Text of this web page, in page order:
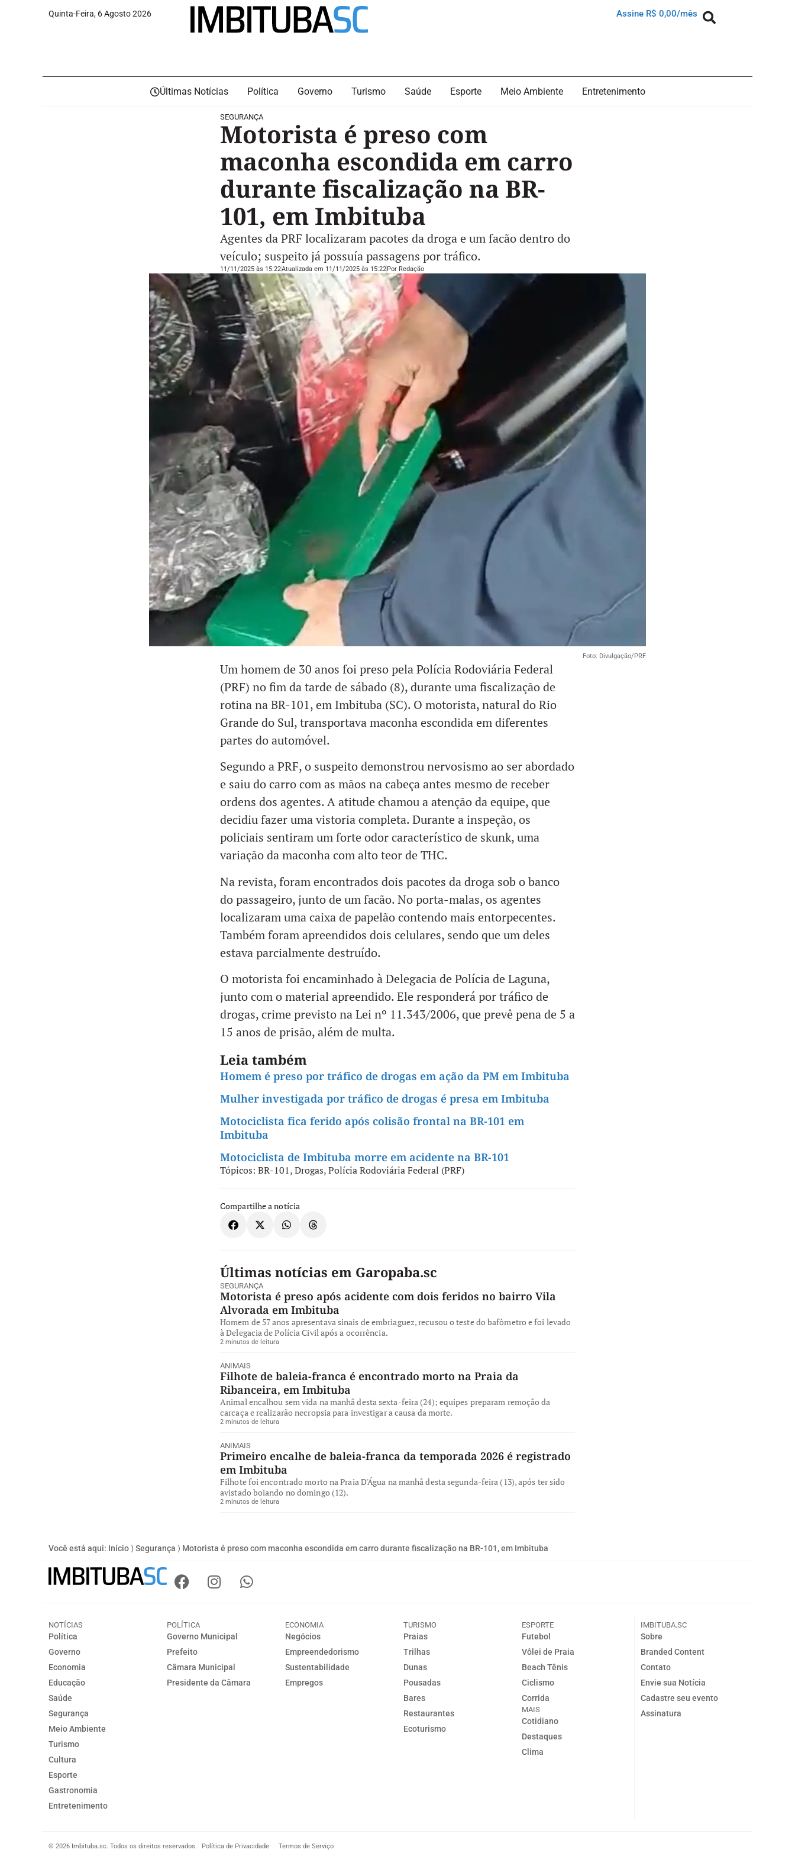
Quinta-Feira, 6 Agosto 2026 Assine R$ 0,00/mês
Últimas Notícias Política Governo Turismo Saúde Esporte Meio Ambiente Entretenimento
SEGURANÇA
Motorista é preso com
maconha escondida em carro
durante fiscalização na BR-
101, em Imbituba
Agentes da PRF localizaram pacotes da droga e um facão dentro do
veículo; suspeito já possuía passagens por tráfico.
11/11/2025 às 15:22Atualizada em 11/11/2025 às 15:22Por Redação
Foto: Divulgação/PRF
Um homem de 30 anos foi preso pela Polícia Rodoviária Federal
(PRF) no fim da tarde de sábado (8), durante uma fiscalização de
rotina na BR-101, em Imbituba (SC). O motorista, natural do Rio
Grande do Sul, transportava maconha escondida em diferentes
partes do automóvel.
Segundo a PRF, o suspeito demonstrou nervosismo ao ser abordado
e saiu do carro com as mãos na cabeça antes mesmo de receber
ordens dos agentes. A atitude chamou a atenção da equipe, que
decidiu fazer uma vistoria completa. Durante a inspeção, os
policiais sentiram um forte odor característico de skunk, uma
variação da maconha com alto teor de THC.
Na revista, foram encontrados dois pacotes da droga sob o banco
do passageiro, junto de um facão. No porta-malas, os agentes
localizaram uma caixa de papelão contendo mais entorpecentes.
Também foram apreendidos dois celulares, sendo que um deles
estava parcialmente destruído.
O motorista foi encaminhado à Delegacia de Polícia de Laguna,
junto com o material apreendido. Ele responderá por tráfico de
drogas, crime previsto na Lei nº 11.343/2006, que prevê pena de 5 a
15 anos de prisão, além de multa.
Leia também
Homem é preso por tráfico de drogas em ação da PM em Imbituba
Mulher investigada por tráfico de drogas é presa em Imbituba
Motociclista fica ferido após colisão frontal na BR-101 em
Imbituba
Motociclista de Imbituba morre em acidente na BR-101
Tópicos: BR-101,Drogas,Polícia Rodoviária Federal (PRF)
Compartilhe a notícia
Últimas notícias em Garopaba.sc
SEGURANÇA
Motorista é preso após acidente com dois feridos no bairro Vila
Alvorada em Imbituba
Homem de 57 anos apresentava sinais de embriaguez, recusou o teste do bafômetro e foi levado
à Delegacia de Polícia Civil após a ocorrência.
2 minutos de leitura
ANIMAIS
Filhote de baleia-franca é encontrado morto na Praia da
Ribanceira, em Imbituba
Animal encalhou sem vida na manhã desta sexta-feira (24); equipes preparam remoção da
carcaça e realizarão necropsia para investigar a causa da morte.
2 minutos de leitura
ANIMAIS
Primeiro encalhe de baleia-franca da temporada 2026 é registrado
em Imbituba
Filhote foi encontrado morto na Praia D'Água na manhã desta segunda-feira (13), após ter sido
avistado boiando no domingo (12).
2 minutos de leitura
Você está aqui: Início ⟩ Segurança ⟩ Motorista é preso com maconha escondida em carro durante fiscalização na BR-101, em Imbituba
NOTÍCIAS
Política
Governo
Economia
Educação
Saúde
Segurança
Meio Ambiente
Turismo
Cultura
Esporte
Gastronomia
Entretenimento
POLÍTICA
Governo Municipal
Prefeito
Câmara Municipal
Presidente da Câmara
ECONOMIA
Negócios
Empreendedorismo
Sustentabilidade
Empregos
TURISMO
Praias
Trilhas
Dunas
Pousadas
Bares
Restaurantes
Ecoturismo
ESPORTE
Futebol
Vôlei de Praia
Beach Tênis
Ciclismo
Corrida
MAIS
Cotidiano
Destaques
Clima
IMBITUBA.SC
Sobre
Branded Content
Contato
Envie sua Notícia
Cadastre seu evento
Assinatura
© 2026 Imbituba.sc. Todos os direitos reservados. Política de Privacidade Termos de Serviço